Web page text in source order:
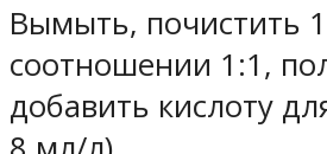
Вымыть, почистить
соотношении 1:1,
добавить кислоту